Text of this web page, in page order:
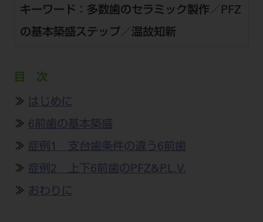
キーワード：多数歯のセラミック製作／PFZ
の基本築盛ステップ／温故知新
目 次
≫
はじめに
≫ 6前歯の基本築盛
≫ 症例1 支台歯条件の違う6前歯
≫ 症例2 上下6前歯のPFZ&P.L.V.
≫ おわりに
モリタ友の会無料会員登録
ご開業に関するお問い合わせ
デンタルショー
モリタ関連イベント
動画セミナー アーカイブ
物件エリア調査
始めよう訪問診療
高齢者歯科・訪問診療 製品情報
はじめての方へ
pdとは
院内ツアー
デンタルマガジン
ビデオライブラリー
DMR（ディーエムアール）
製品に関する重要なお知らせ
ニュース
支店・営業所
ビバリーくんLINEスタンプ
ショールーム
全国のショールーム
北海道
宮城
東京
Dental Plaza Tokyo
MDSC